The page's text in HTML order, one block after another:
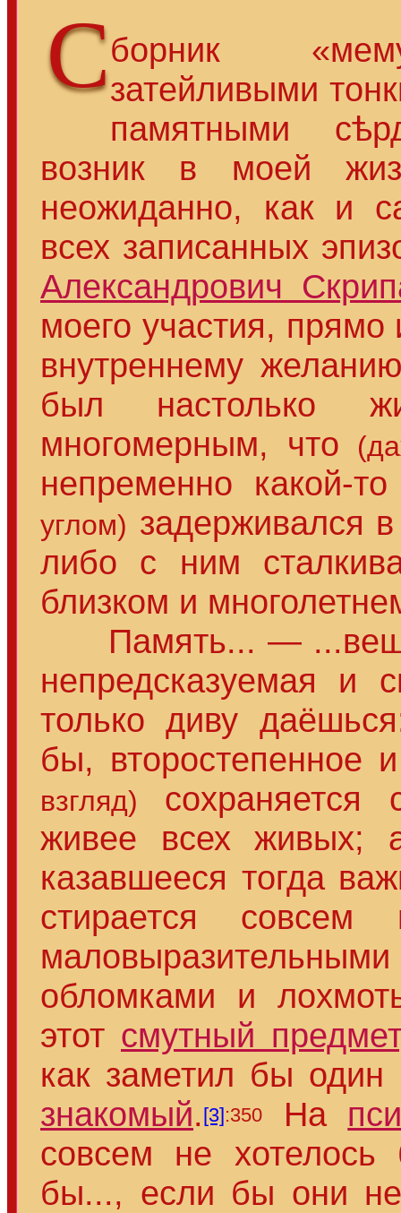
Сборник
затейливыми
памятными
возник в моей
неожиданно, как и
всех записанных
Александрович
моего участия, прямо
внутреннему
был настолько
многомерным, что
непременно какой-
углом) задерживался
либо с ним
близком и
Память... —
непредсказуемая и
только диву
бы, второстепенное
взгляд)
сохраняется
живее всех живых;
казавшееся тогда
стирается совсем
обломками и
этот смутный предмет
как заметил бы
знакомый. [3]:350 На
совсем не хотелось
бы..., если бы они